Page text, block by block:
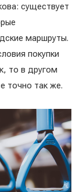
существует
маршруты.
покупки
то в другом
точно так же.